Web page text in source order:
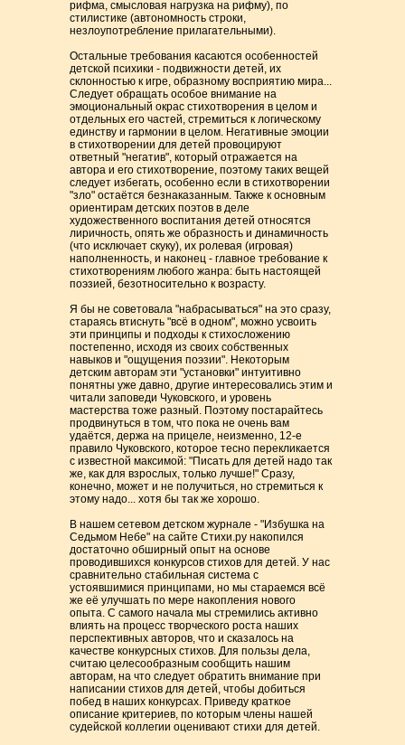
рифма, смысловая нагрузка на рифму), по
стилистике (автономность строки,
незлоупотребление прилагательными).
Остальные требования касаются особенностей
детской психики - подвижности детей, их
склонностью к игре, образному восприятию мира...
Следует обращать особое внимание на
эмоциональный окрас стихотворения в целом и
отдельных его частей, стремиться к логическому
единству и гармонии в целом. Негативные эмоции
в стихотворении для детей провоцируют
ответный "негатив", который отражается на
автора и его стихотворение, поэтому таких вещей
следует избегать, особенно если в стихотворении
"зло" остаётся безнаказанным. Также к основным
ориентирам детских поэтов в деле
художественного воспитания детей относятся
лиричность, опять же образность и динамичность
(что исключает скуку), их ролевая (игровая)
наполненность, и наконец - главное требование к
стихотворениям любого жанра: быть настоящей
поэзией, безотносительно к возрасту.
Я бы не советовала "набрасываться" на это сразу,
стараясь втиснуть "всё в одном", можно усвоить
эти принципы и подходы к стихосложению
постепенно, исходя из своих собственных
навыков и "ощущения поэзии". Некоторым
детским авторам эти "установки" интуитивно
понятны уже давно, другие интересовались этим и
читали заповеди Чуковского, и уровень
мастерства тоже разный. Поэтому постарайтесь
продвинуться в том, что пока не очень вам
удаётся, держа на прицеле, неизменно, 12-е
правило Чуковского, которое тесно перекликается
с известной максимой: "Писать для детей надо так
же, как для взрослых, только лучше!" Сразу,
конечно, может и не получиться, но стремиться к
этому надо... хотя бы так же хорошо.
В нашем сетевом детском журнале - "Избушка на
Седьмом Небе" на сайте Стихи.ру накопился
достаточно обширный опыт на основе
проводившихся конкурсов стихов для детей. У нас
сравнительно стабильная система с
устоявшимися принципами, но мы стараемся всё
же её улучшать по мере накопления нового
опыта. С самого начала мы стремились активно
влиять на процесс творческого роста наших
перспективных авторов, что и сказалось на
качестве конкурсных стихов. Для пользы дела,
считаю целесообразным сообщить нашим
авторам, на что следует обратить внимание при
написании стихов для детей, чтобы добиться
побед в наших конкурсах. Приведу краткое
описание критериев, по которым члены нашей
судейской коллегии оценивают стихи для детей.